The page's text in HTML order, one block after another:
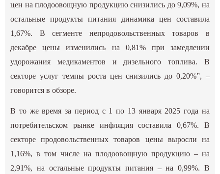
цен на плодоовощную продукцию снизились до 9,09%, на
остальные продукты питания динамика цен составила
1,67%. В сегменте непродовольственных товаров в
декабре цены изменились на 0,81% при замедлении
удорожания медикаментов и дизельного топлива. В
секторе услуг темпы роста цен снизились до 0,20%”, –
говорится в обзоре.
В то же время за период с 1 по 13 января 2025 года на
потребительском рынке инфляция составила 0,67%. В
секторе продовольственных товаров цены выросли на
1,16%, в том числе на плодоовощную продукцию – на
2,91%, на остальные продукты питания – на 0,99%. В